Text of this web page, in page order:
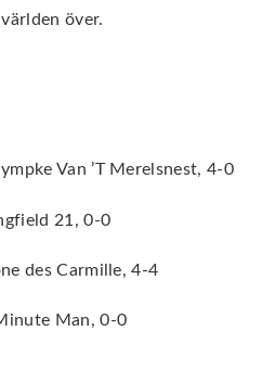
över.
Van ’T Merelsnest, 4-0
21, 0-0
des Carmille, 4-4
Man, 0-0